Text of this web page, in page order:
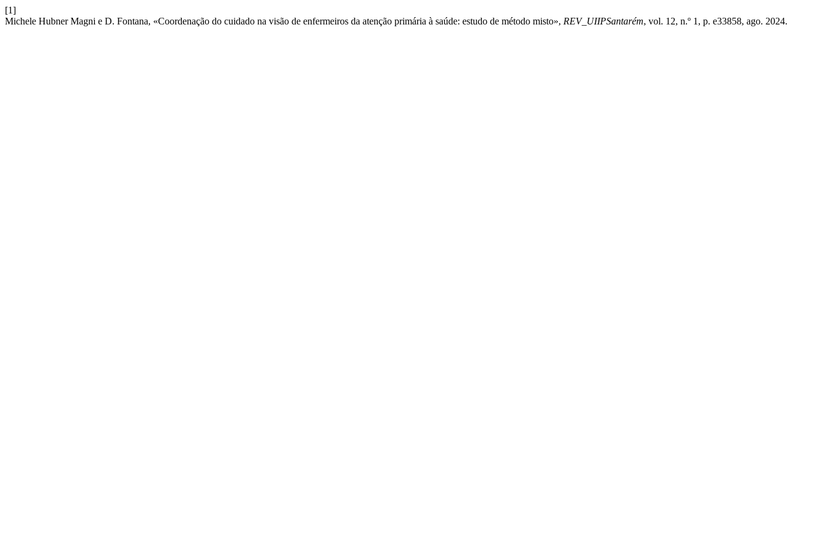
[1]
Michele Hubner Magni e D. Fontana, «Coordenação do cuidado na visão de enfermeiros da atenção primária à saúde: estudo de método misto», REV_UIIPSantarém, vol. 12, n.º 1, p. e33858, ago. 2024.